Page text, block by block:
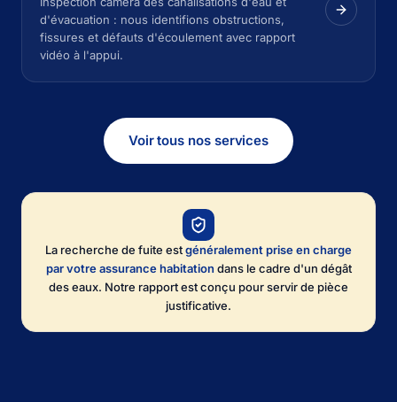
d'évacuation : nous identifions obstructions,
fissures et défauts d'écoulement avec rapport
vidéo à l'appui.
Voir tous nos services
La recherche de fuite estgénéralement prise en charge
par votre assurance habitation dans le cadre d'un dégât
des eaux. Notre rapport est conçu pour servir de pièce
justificative.